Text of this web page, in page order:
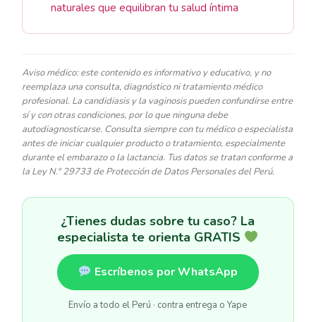
naturales que equilibran tu salud íntima
Aviso médico: este contenido es informativo y educativo, y no
reemplaza una consulta, diagnóstico ni tratamiento médico
profesional. La candidiasis y la vaginosis pueden confundirse entre
sí y con otras condiciones, por lo que ninguna debe
autodiagnosticarse. Consulta siempre con tu médico o especialista
antes de iniciar cualquier producto o tratamiento, especialmente
durante el embarazo o la lactancia. Tus datos se tratan conforme a
la Ley N.° 29733 de Protección de Datos Personales del Perú.
¿Tienes dudas sobre tu caso? La
especialista te orienta GRATIS
Escríbenos por WhatsApp
Envío a todo el Perú · contra entrega o Yape